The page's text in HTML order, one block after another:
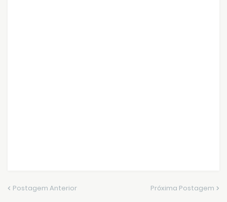
Postagem Anterior Próxima Postagem